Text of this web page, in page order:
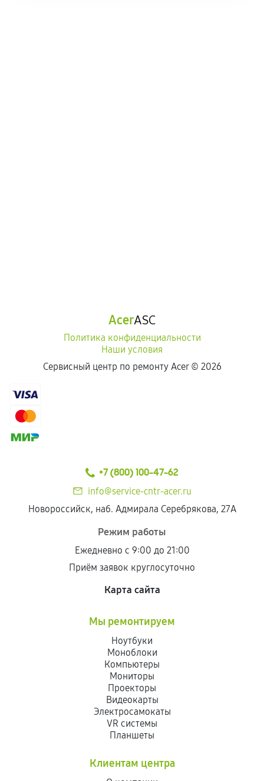
AcerASC
Политика конфиденциальности
Наши условия
Сервисный центр по ремонту Acer © 2026
+7 (800) 100-47-62
info@service-cntr-acer.ru
Новороссийск, наб. Адмирала Серебрякова, 27А
Режим работы
Ежедневно с 9:00 до 21:00
Приём заявок круглосуточно
Карта сайта
Мы ремонтируем
Ноутбуки
Моноблоки
Компьютеры
Мониторы
Проекторы
Видеокарты
Электросамокаты
VR системы
Планшеты
Клиентам центра